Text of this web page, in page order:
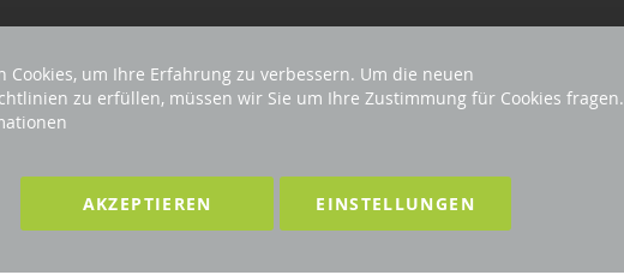
Cookies, um Ihre Erfahrung zu verbessern. Um die neuen
zu erfüllen, müssen wir Sie um Ihre Zustimmung für Cookies fragen.
AKZEPTIEREN EINSTELLUNGEN